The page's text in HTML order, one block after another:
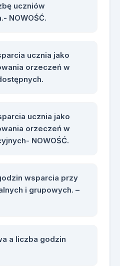
uczniów
NOWOŚĆ.
ucznia jako
orzeczeń w
ucznia jako
orzeczeń w
NOWOŚĆ.
wsparcia przy
i grupowych. –
a liczba godzin